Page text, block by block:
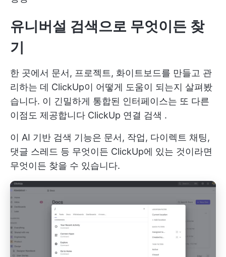
유니버설 검색으로 무엇이든 찾
기
한 곳에서 문서, 프로젝트, 화이트보드를 만들고 관
리하는 데 ClickUp이 어떻게 도움이 되는지 살펴봤
습니다. 이 긴밀하게 통합된 인터페이스는 또 다른
이점도 제공합니다 ClickUp 연결 검색 .
이 AI 기반 검색 기능은 문서, 작업, 다이렉트 채팅,
댓글 스레드 등 무엇이든 ClickUp에 있는 것이라면
무엇이든 찾을 수 있습니다.